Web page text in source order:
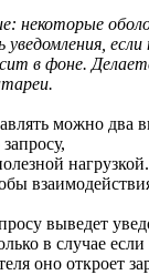
некоторые
уведомления,
в фоне.
можно два
нагрузкой.
выведет
в случае
оно откроет